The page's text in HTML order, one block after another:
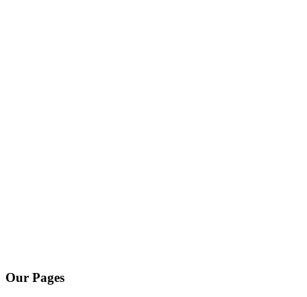
Our Pages